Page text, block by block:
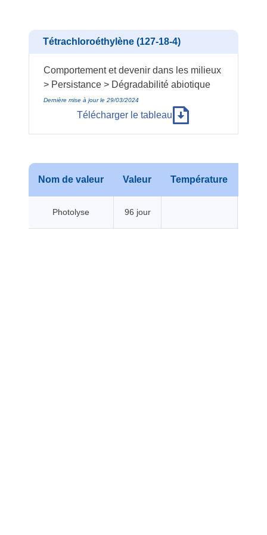
Tétrachloroéthylène (127-18-4)
Comportement et devenir dans les milieux
> Persistance > Dégradabilité abiotique
Dernière mise à jour le 29/03/2024
Télécharger le tableau
Nom de valeur Valeur Température
Photolyse 96 jour